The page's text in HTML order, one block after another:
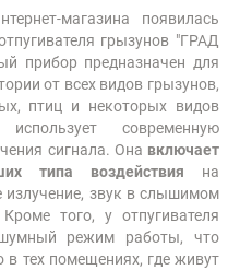
магазина появилась
грызунов "ГРАД
прибор предназначен для
от всех видов грызунов,
птиц и некоторых видов
современную
сигнала. Она включает
типа воздействия на
излучение, звук в слышимом
того, у отпугивателя
режим работы, что
в тех помещениях, где живут